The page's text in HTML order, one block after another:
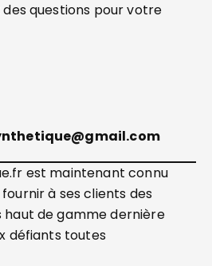
questions pour votre
est maintenant connu
à ses clients des
haut de gamme dernière
défiants toutes